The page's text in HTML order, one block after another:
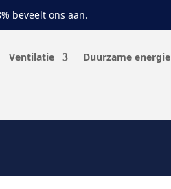
beveelt ons aan.
Ventilatie Duurzame energie